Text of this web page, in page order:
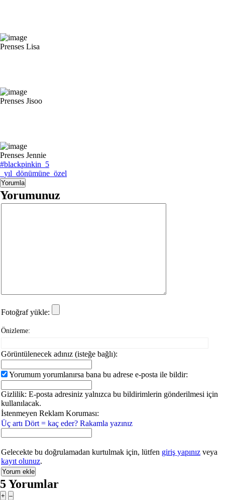
Prenses Lisa
Prenses Jisoo
Prenses Jennie
#blackpinkin_5
_yıl_dönümüne_özel
Yorumunuz
Fotoğraf yükle:
Önizleme:
Görüntülenecek adınız (isteğe bağlı):
Yorumum yorumlanırsa bana bu adrese e-posta ile bildir:
Gizlilik: E-posta adresiniz yalnızca bu bildirimlerin gönderilmesi için
kullanılacak.
İstenmeyen Reklam Koruması:
Üç artı Dört = kaç eder? Rakamla yazınız
Gelecekte bu doğrulamadan kurtulmak için, lütfen giriş yapınız veya
kayıt olunuz.
5Yorumlar